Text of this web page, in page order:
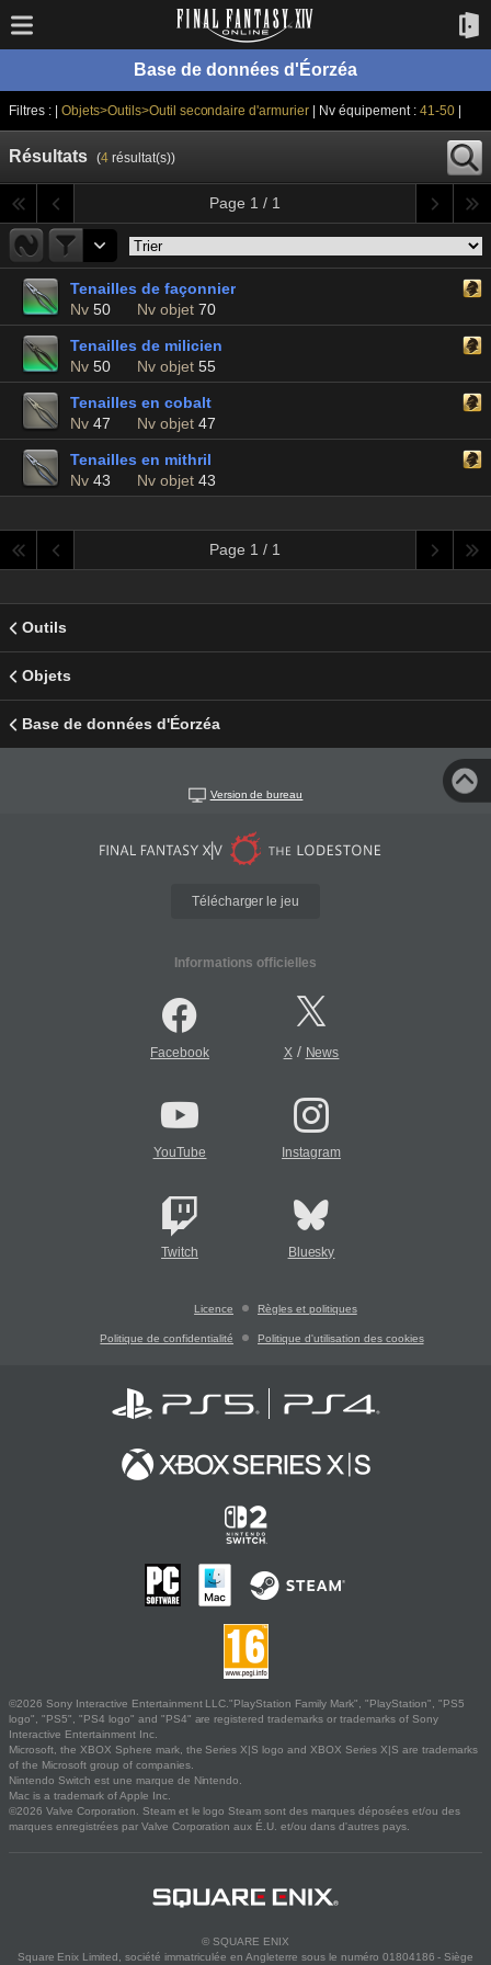
Base de données d'Éorzéa
Filtres : | Objets>Outils>Outil secondaire d'armurier | Nv équipement : 41-50|
Résultats (4résultat(s))
Page 1 / 1
Tenailles de façonnier
Nv 50 Nv objet 70
Tenailles de milicien
Nv 50 Nv objet 55
Tenailles en cobalt
Nv 47 Nv objet 47
Tenailles en mithril
Nv 43 Nv objet 43
Page 1 / 1
Outils
Objets
Base de données d'Éorzéa
Version de bureau
Télécharger le jeu
Informations officielles
Facebook X/ News
YouTube Instagram
Twitch Bluesky
Licence Règles et politiques
Politique de confidentialité Politique d'utilisation des cookies
©2026 Sony Interactive Entertainment LLC."PlayStation Family Mark", "PlayStation", "PS5
logo", "PS5", "PS4 logo" and "PS4" are registered trademarks or trademarks of Sony
Interactive Entertainment Inc.
Microsoft, the XBOX Sphere mark, the Series X|S logo and XBOX Series X|S are trademarks
of the Microsoft group of companies.
Nintendo Switch est une marque de Nintendo.
Mac is a trademark of Apple Inc.
©2026 Valve Corporation. Steam et le logo Steam sont des marques déposées et/ou des
marques enregistrées par Valve Corporation aux É.U. et/ou dans d'autres pays.
© SQUARE ENIX
Square Enix Limited, société immatriculée en Angleterre sous le numéro 01804186 - Siège